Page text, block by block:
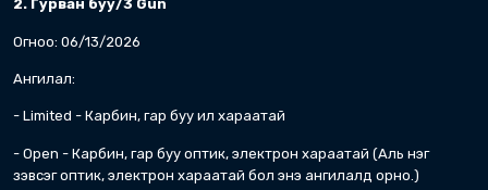
Тэмцээний хаалт, шагнал гардуулах
20:00 – 21:00
клубийн нэрээр оролцож болно.